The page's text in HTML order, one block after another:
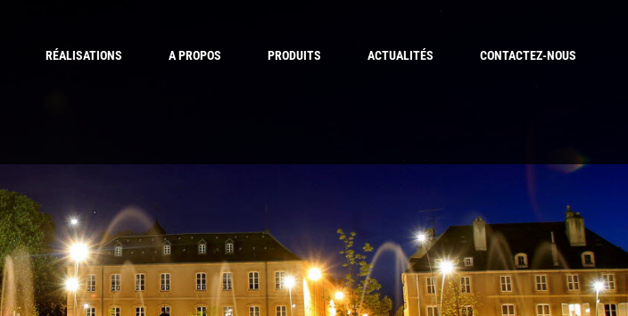
RÉALISATIONS A PROPOS PRODUITS ACTUALITÉS CONTACTEZ-NOUS